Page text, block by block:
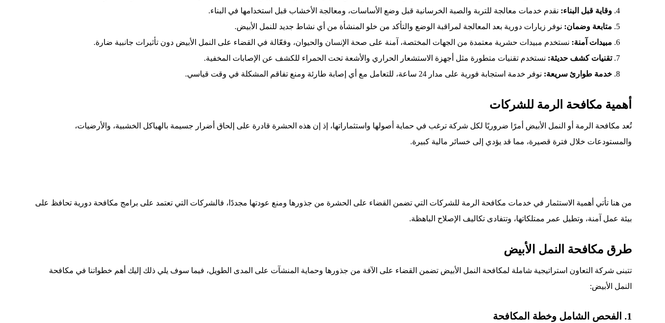
وقاية قبل البناء: نقدم خدمات معالجة للتربة والصبة الخرسانية قبل وضع الأساسات، ومعالجة الأخشاب قبل استخدامها في البناء.
متابعة وضمان: نوفر زيارات دورية بعد المعالجة لمراقبة الوضع والتأكد من خلو المنشأة من أي نشاط جديد للنمل الأبيض.
مبيدات آمنة: نستخدم مبيدات حشرية معتمدة من الجهات المختصة، آمنة على صحة الإنسان والحيوان، وفعّالة في القضاء على النمل الأبيض دون تأثيرات جانبية ضارة.
تقنيات كشف حديثة: نستخدم تقنيات متطورة مثل أجهزة الاستشعار الحراري والأشعة تحت الحمراء للكشف عن الإصابات المخفية.
خدمة طوارئ سريعة: نوفر خدمة استجابة فورية على مدار 24 ساعة، للتعامل مع أي إصابة طارئة ومنع تفاقم المشكلة في وقت قياسي.
أهمية مكافحة الرمة للشركات
تُعد مكافحة الرمة أو النمل الأبيض أمرًا ضروريًا لكل شركة ترغب في حماية أصولها واستثماراتها، إذ إن هذه الحشرة قادرة على إلحاق أضرار جسيمة بالهياكل الخشبية، والأرضيات،
والمستودعات خلال فترة قصيرة، مما قد يؤدي إلى خسائر مالية كبيرة.
من هنا تأتي أهمية الاستثمار في خدمات مكافحة الرمة للشركات التي تضمن القضاء على الحشرة من جذورها ومنع عودتها مجددًا، فالشركات التي تعتمد على برامج مكافحة دورية تحافظ على
بيئة عمل آمنة، وتطيل عمر ممتلكاتها، وتتفادى تكاليف الإصلاح الباهظة.
طرق مكافحة النمل الأبيض
تتبنى شركة التعاون استراتيجية شاملة لمكافحة النمل الأبيض تضمن القضاء على الآفة من جذورها وحماية المنشآت على المدى الطويل، فيما سوف يلي ذلك إليك أهم خطواتنا في مكافحة
النمل الأبيض:
1. الفحص الشامل وخطة المكافحة